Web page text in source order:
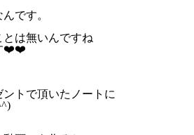
です。
は無いんですね
❤️❤️
トで頂いたノートに